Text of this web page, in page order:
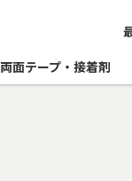
両面テープ・接着剤